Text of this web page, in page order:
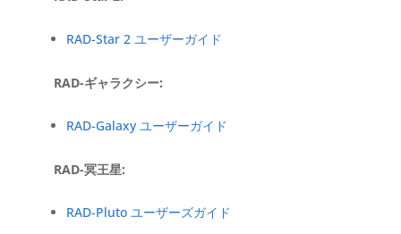
RAD-Star 2 ユーザーガイド
RAD-ギャラクシー:
RAD-Galaxy ユーザーガイド
RAD-冥王星:
RAD-Pluto ユーザーズガイド